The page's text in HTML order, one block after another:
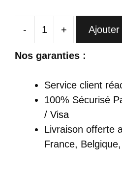
-
quantité
de
Florale
Midi
Manches
Courtes
+
Nos garanties :
Service client
100% Sécurisé
/ Visa
Livraison offerte
France,